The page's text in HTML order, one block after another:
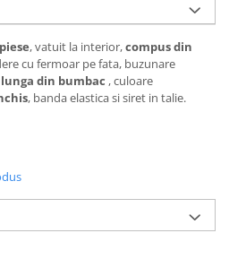
, vatuit la interior,compus din
cu fermoar pe fata, buzunare
din bumbac , culoare
, banda elastica si siret in talie.